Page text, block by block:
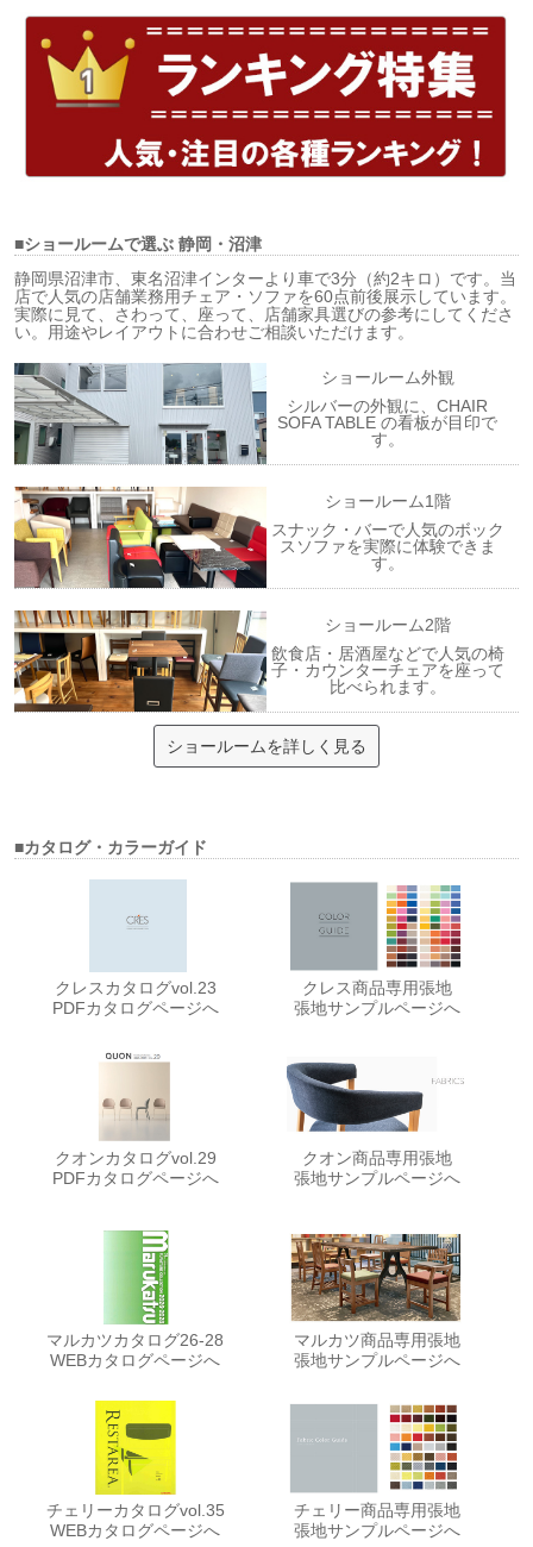
■ショールームで選ぶ静岡・沼津
静岡県沼津市、東名沼津インターより車で3分（約2キロ）です。当
店で人気の店舗業務用チェア・ソファを60点前後展示しています。
実際に見て、さわって、座って、店舗家具選びの参考にしてくださ
い。用途やレイアウトに合わせご相談いただけます。
ショールーム外観
シルバーの外観に、CHAIR
SOFA TABLE の看板が目印で
す。
ショールーム1階
スナック・バーで人気のボック
スソファを実際に体験できま
す。
ショールーム2階
飲食店・居酒屋などで人気の椅
子・カウンターチェアを座って
比べられます。
ショールームを詳しく見る
■カタログ・カラーガイド
クレスカタログvol.23
PDFカタログページへ
クレス商品専用張地
張地サンプルページへ
クオンカタログvol.29
PDFカタログページへ
クオン商品専用張地
張地サンプルページへ
マルカツカタログ26-28
WEBカタログページへ
マルカツ商品専用張地
張地サンプルページへ
チェリーカタログvol.35
WEBカタログページへ
チェリー商品専用張地
張地サンプルページへ